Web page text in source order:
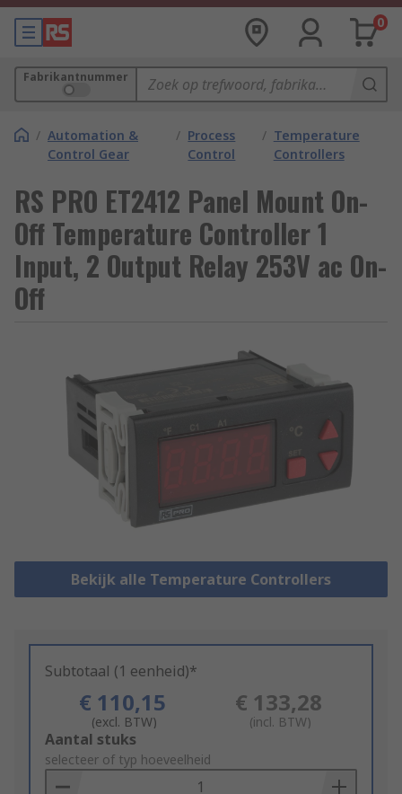
0
Fabrikantnummer
/ Automation &
Control Gear
/ Process
Control
/ Temperature
Controllers
RS PRO ET2412 Panel Mount On-
Off Temperature Controller 1
Input, 2 Output Relay 253V ac On-
Off
Bekijk alle Temperature Controllers
Subtotaal (1 eenheid)*
€ 110,15
(excl. BTW)
€ 133,28
(incl. BTW)
Add
to
Basket
Aantal stuks
selecteer of typ hoeveelheid